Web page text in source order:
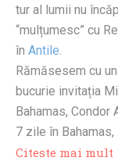
tur al lumii nu
“mulțumesc” cu
în Antile.
Rămăsesem cu
bucurie invitația
Bahamas, Condor
7 zile în
Citeste mai mult